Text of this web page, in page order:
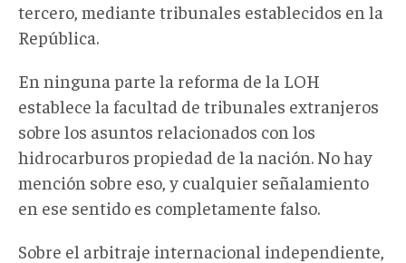
tercero, mediante tribunales establecidos en la
República.
En ninguna parte la reforma de la LOH
establece la facultad de tribunales extranjeros
sobre los asuntos relacionados con los
hidrocarburos propiedad de la nación. No hay
mención sobre eso, y cualquier señalamiento
en ese sentido es completamente falso.
Sobre el arbitraje internacional independiente,